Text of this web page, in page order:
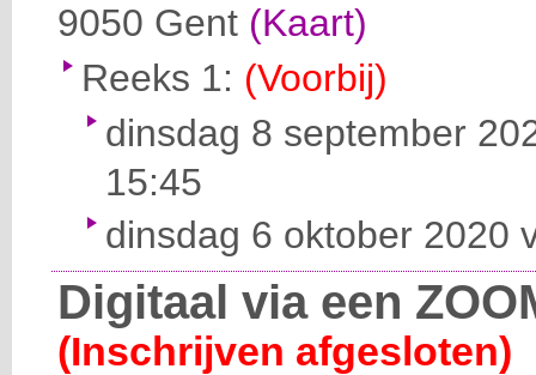
9050 Gent (Kaart)
Reeks 1: (Voorbij)
dinsdag 8 september
15:45
dinsdag 6 oktober 2020
Digitaal via een
(Inschrijven afgesloten)